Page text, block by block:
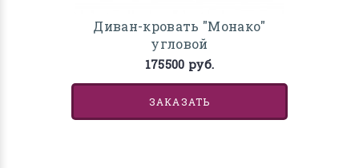
Диван-кровать "Монако"
угловой
175500 руб.
ЗАКАЗАТЬ